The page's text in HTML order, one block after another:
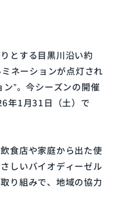
とする目黒川沿い約
ネーションが点灯され
”。今シーズンの開催
年1月31日（土）で
食店や家庭から出た使
しいバイオディーゼル
り組みで、地域の協力